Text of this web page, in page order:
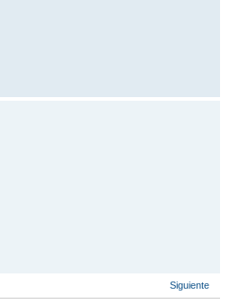
Siguiente